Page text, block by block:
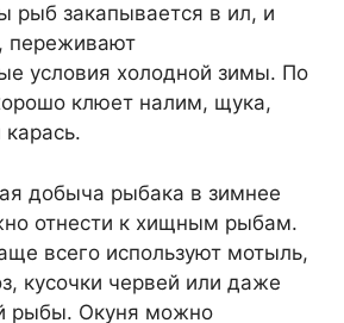
рыб закапывается в ил, и
переживают
условия холодной зимы. По
клюет налим, щука,
карась.
добыча рыбака в зимнее
отнести к хищным рыбам.
всего используют мотыль,
кусочки червей или даже
рыбы. Окуня можно